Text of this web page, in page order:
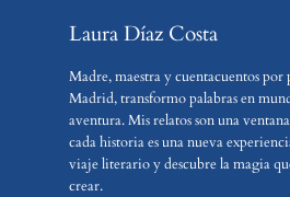
Laura Díaz Costa
Madre, maestra y cuentacuentos por
Madrid, transformo palabras en
aventura. Mis relatos son una
cada historia es una nueva
viaje literario y descubre la magia
crear.